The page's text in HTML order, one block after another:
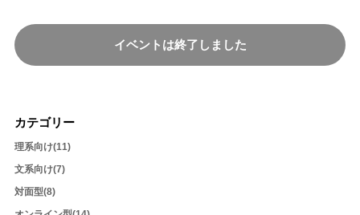
カテゴリー
理系向け(11)
文系向け(7)
対面型(8)